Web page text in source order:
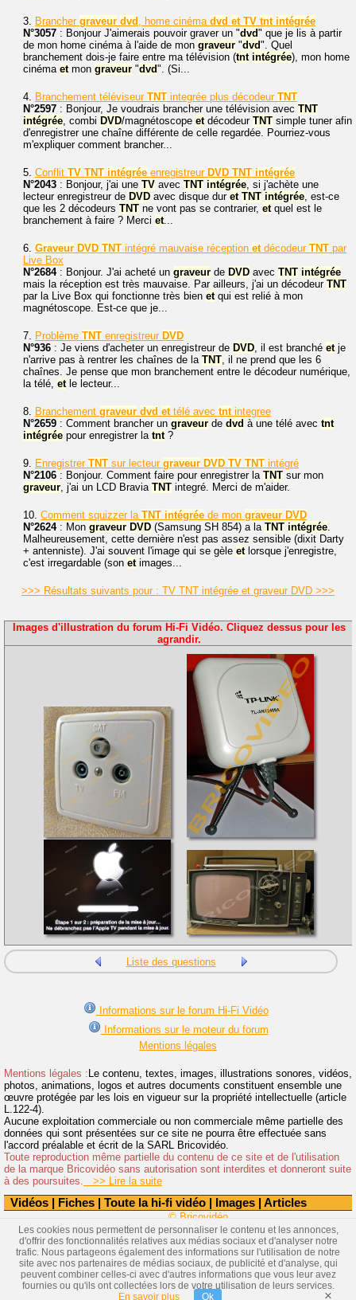
Vidéos | Fiches | Toute la hi-fi vidéo | Images | Articles
3. Brancher graveur dvd , home cinéma dvd et TV tnt intégrée
N°3057 : Bonjour J'aimerais pouvoir graver un "dvd" que je lis à partir
de mon home cinéma à l'aide de mon graveur "dvd". Quel
branchement dois-je faire entre ma télévision (tnt intégrée), mon home
cinéma etmon graveur "dvd". (Si...
4. Branchement téléviseur TNT integrée plus décodeur TNT
N°2597 : Bonjour, Je voudrais brancher une télévision avec TNT
intégrée, combi DVD/magnétoscope etdécodeur TNT simple tuner afin
d'enregistrer une chaîne différente de celle regardée. Pourriez-vous
m'expliquer comment brancher...
5. Conflit TV TNT intégrée enregistreur DVD TNT intégrée
N°2043 : Bonjour, j'ai une TV avec TNT intégrée, si j'achète une
lecteur enregistreur de DVD avec disque dur et TNT intégrée, est-ce
que les 2 décodeurs TNT ne vont pas se contrarier, etquel est le
branchement à faire ? Merci et...
6. Graveur DVD TNT intégré mauvaise réception etdécodeur TNT par
Live Box
N°2684: Bonjour. J'ai acheté un graveur de DVD avec TNT intégrée
mais la réception est très mauvaise. Par ailleurs, j'ai un décodeur TNT
par la Live Box qui fonctionne très bien etqui est relié à mon
magnétoscope. Est-ce que je...
7. Problème TNT enregistreur DVD
N°936 : Je viens d'acheter un enregistreur de DVD, il est branché etje
n'arrive pas à rentrer les chaînes de la TNT, il ne prend que les 6
chaînes. Je pense que mon branchement entre le décodeur numérique,
la télé, etle lecteur...
8. Branchement graveur dvd ettélé avec tntintegree
N°2659 : Comment brancher un graveur de dvd à une télé avec tnt
intégrée pour enregistrer la tnt?
9. Enregistrer TNT sur lecteur graveur DVD TV TNT intégré
N°2106 : Bonjour. Comment faire pour enregistrer la TNT sur mon
graveur, j'ai un LCD Bravia TNT integré. Merci de m'aider.
10. Comment squizzer la TNT intégrée de mon graveur DVD
N°2624: Mon graveur DVD (Samsung SH 854) a la TNT intégrée.
Malheureusement, cette dernière n'est pas assez sensible (dixit Darty
+ antenniste). J'ai souvent l'image qui se gèle etlorsque j'enregistre,
c'est irregardable (son etimages...
>>> Résultats suivants pour : TV TNT intégrée et graveur DVD >>>
Images d'illustration du forum Hi-Fi Vidéo. Cliquez dessus pour les
agrandir.
Liste des questions
Informations sur le forum Hi-Fi Vidéo
Informations sur le moteur du forum
Mentions légales
Mentions légales : Le contenu, textes, images, illustrations sonores, vidéos,
photos, animations, logos et autres documents constituent ensemble une
œuvre protégée par les lois en vigueur sur la propriété intellectuelle (article
L.122-4).
Aucune exploitation commerciale ou non commerciale même partielle des
données qui sont présentées sur ce site ne pourra être effectuée sans
l'accord préalable et écrit de la SARL Bricovidéo.
Toute reproduction même partielle du contenu de ce site et de l'utilisation
de la marque Bricovidéo sans autorisation sont interdites et donneront suite
à des poursuites.
>> Lire la suite
© Bricovidéo
Les cookies nous permettent de personnaliser le contenu et les annonces,
d'offrir des fonctionnalités relatives aux médias sociaux et d'analyser notre
trafic. Nous partageons également des informations sur l'utilisation de notre
site avec nos partenaires de médias sociaux, de publicité et d'analyse, qui
peuvent combiner celles-ci avec d'autres informations que vous leur avez
fournies ou qu'ils ont collectées lors de votre utilisation de leurs services.
En savoir plus
Ok ×